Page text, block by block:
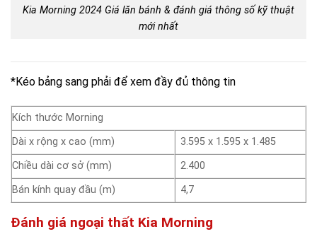
Kia Morning 2024 Giá lăn bánh & đánh giá thông số kỹ thuật
mới nhất
*Kéo bảng sang phải để xem đầy đủ thông tin
Kích thước Morning
Dài x rộng x cao (mm)
3.595 x 1.595 x 1.485
Chiều dài cơ sở (mm)
2.400
Bán kính quay đầu (m)
4,7
Đánh giá ngoại thất Kia Morning